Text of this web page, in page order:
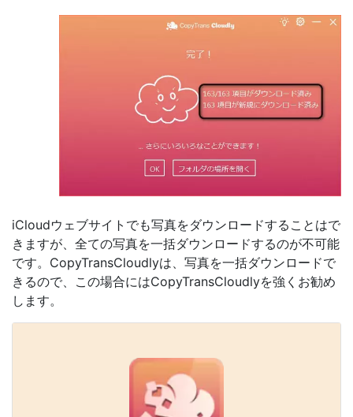
iCloudウェブサイトでも写真をダウンロードすることはで
きますが、全ての写真を一括ダウンロードするのが不可能
です。CopyTransCloudlyは、写真を一括ダウンロードで
きるので、この場合にはCopyTransCloudlyを強くお勧め
します。